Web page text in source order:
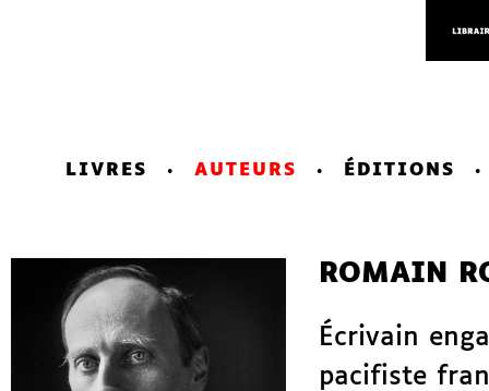
LIVRES AUTEURS ÉDITIONS
ROMAIN
Écrivain
pacifiste